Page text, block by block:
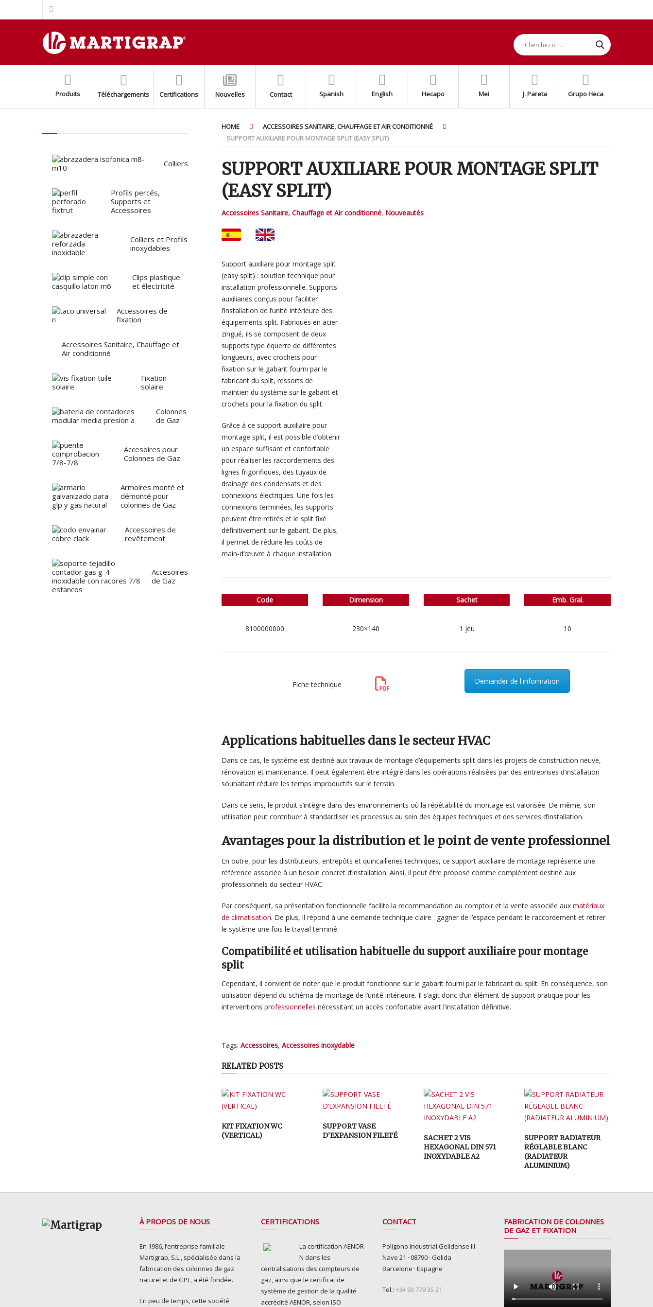
SUPPORT BASE FIXTRUT INOX AISI304/A2
SUPPORT AUXILIARE POUR MONTAGE SPLIT (EASY SPLIT)
BASE AVEC ÉCROU M8+M10 INOX AISI 316
AMORTISSEURS DE SOL AVEC RESSORT
COLLIER BLANC POUR LES TUYAUX DE FUMMÉE
KIT DE SUPPORT DE CONDENSEUR AJUSTABLE
PROFIL PERCÉ FIXTRUT INOX AISI 316/A4
COLLIER ISOPHONIQUE INOXYDABLE AISI 304/A2
Produits Téléchargements Certifications Nouvelles Contact Spanish English Hecapo Mei J. Pareta Grupo Heca
HOME
ACCESSOIRES SANITAIRE, CHAUFFAGE ET AIR CONDITIONNÉ
SUPPORT AUXILIARE POUR MONTAGE SPLIT (EASY SPLIT)
SUPPORT AUXILIARE POUR MONTAGE SPLIT
(EASY SPLIT)
Accessoires Sanitaire, Chauffage et Air conditionné, Nouveautés
Support auxiliare pour montage split
(easy split) : solution technique pour
installation professionnelle. Supports
auxiliaires conçus pour faciliter
l’installation de l’unité intérieure des
équipements split. Fabriqués en acier
zingué, ils se composent de deux
supports type équerre de différentes
longueurs, avec crochets pour
fixation sur le gabarit fourni par le
fabricant du split, ressorts de
maintien du système sur le gabarit et
crochets pour la fixation du split.
Grâce à ce support auxiliaire pour
montage split, il est possible d’obtenir
un espace suffisant et confortable
pour réaliser les raccordements des
lignes frigorifiques, des tuyaux de
drainage des condensats et des
connexions électriques. Une fois les
connexions terminées, les supports
peuvent être retirés et le split fixé
définitivement sur le gabarit. De plus,
il permet de réduire les coûts de
main-d’œuvre à chaque installation.
Code
8100000000
Dimension
230×140
Sachet
1 jeu
Emb. Gral.
10
Fiche technique Demander de l'information
Applications habituelles dans le secteur HVAC
Dans ce cas, le système est destiné aux travaux de montage d’équipements split dans les projets de construction neuve,
rénovation et maintenance. Il peut également être intégré dans les opérations réalisées par des entreprises d’installation
souhaitant réduire les temps improductifs sur le terrain.
Dans ce sens, le produit s’intègre dans des environnements où la répétabilité du montage est valorisée. De même, son
utilisation peut contribuer à standardiser les processus au sein des équipes techniques et des services d’installation.
Avantages pour la distribution et le point de vente professionnel
En outre, pour les distributeurs, entrepôts et quincailleries techniques, ce support auxiliaire de montage représente une
référence associée à un besoin concret d’installation. Ainsi, il peut être proposé comme complément destiné aux
professionnels du secteur HVAC.
Par conséquent, sa présentation fonctionnelle facilite la recommandation au comptoir et la vente associée auxmatériaux
de climatisation. De plus, il répond à une demande technique claire : gagner de l’espace pendant le raccordement et retirer
le système une fois le travail terminé.
Compatibilité et utilisation habituelle du support auxiliaire pour montage
split
Cependant, il convient de noter que le produit fonctionne sur le gabarit fourni par le fabricant du split. En conséquence, son
utilisation dépend du schéma de montage de l’unité intérieure. Il s’agit donc d’un élément de support pratique pour les
interventionsprofessionnelles nécessitant un accès confortable avant l’installation définitive.
Tags:Accessoires,Accessoires inoxydable
RELATED POSTS
KIT FIXATION WC
(VERTICAL)
SUPPORT VASE
D’EXPANSION FILETÉ
SACHET 2 VIS
HEXAGONAL DIN 571
INOXYDABLE A2
SUPPORT RADIATEUR
RÉGLABLE BLANC
(RADIATEUR
ALUMINIUM)
Colliers
Profils percés,
Supports et
Accessoires
Colliers et Profils
inoxydables
Clips plastique
et électricité
Accessoires de
fixation
Accessoires Sanitaire, Chauffage et
Air conditionné
Fixation
solaire
Colonnes
de Gaz
Accesoires pour
Colonnes de Gaz
Armoires monté et
démonté pour
colonnes de Gaz
Accessoires de
revêtement
Accesoires
de Gaz
À PROPOS DE NOUS
En 1986, l’entreprise familiale
Martigrap, S.L., spécialisée dans la
fabrication des colonnes de gaz
naturel et de GPL, a été fondée.
En peu de temps, cette société
CERTIFICATIONS
La certification AENOR
N dans les
centralisations des compteurs de
gaz, ainsi que le certificat de
système de gestion de la qualité
accrédité AENOR, selon ISO
CONTACT
Poligono Industrial Gelidense III
Nave 21 · 08790 · Gelida
Barcelone · Espagne
Tel.: +34 93 779 35 21
FABRICATION DE COLONNES
DE GAZ ET FIXATION